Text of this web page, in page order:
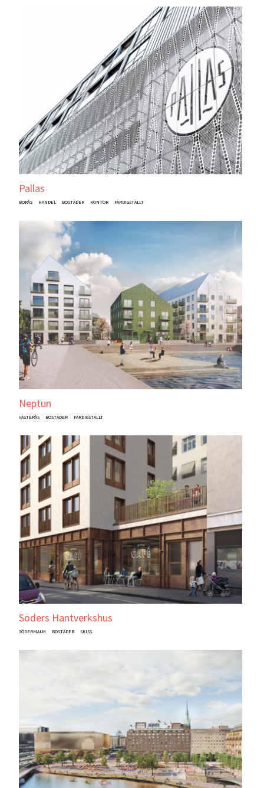
Pallas
BORÅS HANDEL BOSTÄDER KONTOR FÄRDIGSTÄLLT
Neptun
VÄSTERÅS BOSTÄDER FÄRDIGSTÄLLT
Söders Hantverkshus
SÖDERMALM BOSTÄDER SKISS